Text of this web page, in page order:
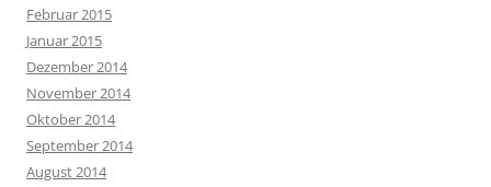
Februar 2015
Januar 2015
Dezember 2014
November 2014
Oktober 2014
September 2014
August 2014